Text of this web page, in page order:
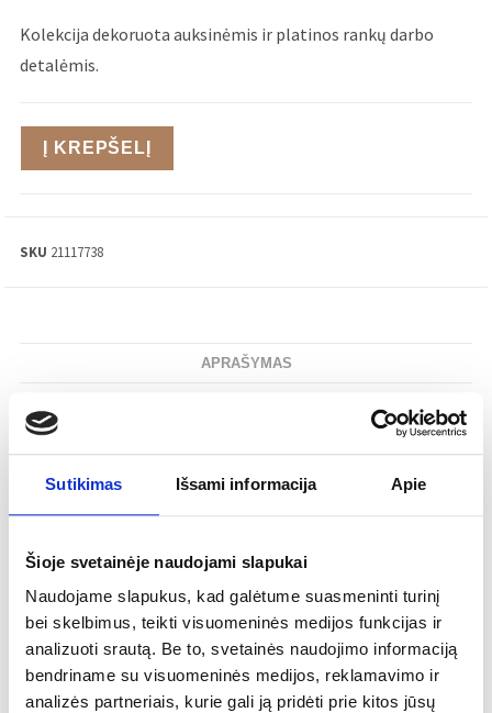
Sutikimas Išsami informacija Apie
Šioje svetainėje naudojami slapukai
Naudojame slapukus, kad galėtume suasmeninti turinį
bei skelbimus, teikti visuomeninės medijos funkcijas ir
analizuoti srautą. Be to, svetainės naudojimo informaciją
bendriname su visuomeninės medijos, reklamavimo ir
analizės partneriais, kurie gali ją pridėti prie kitos jūsų
Kolekcija dekoruota auksinėmis ir platinos rankų darbo
detalėmis.
Į KREPŠELĮ
SKU 21117738
APRAŠYMAS
Tipas:
Ilgis:406 mm
Plotis:303 mm
Priežiūra:Nenaudoti mikrobangų krosnelėje ir
indaplovėje. Plauti rankomis šiltu vandeniu be
cheminių priemonių.